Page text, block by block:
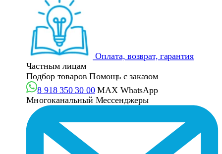
Оплата, возврат, гарантия
Частным лицам
Подбор товаров Помощь с заказом
8 918 350 30 00 MAX WhatsApp
Многоканальный Мессенджеры